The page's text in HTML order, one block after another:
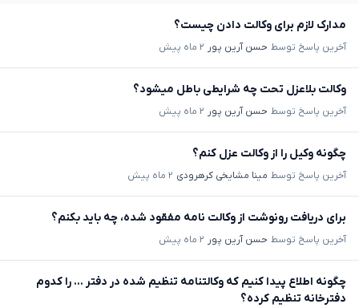
مدارک لازم برای وکالت دادن چیست؟
آخرین پاسخ توسط حسن آرین پور ۲ ماه پیش
وکالت بلاعزل تحت چه شرایطی باطل میشود؟
آخرین پاسخ توسط حسن آرین پور ۲ ماه پیش
چگونه وکیل را از وکالت عزل کنم؟
آخرین پاسخ توسط مینا مشایخی کرهرودی ۲ ماه پیش
برای دریافت رونوشت از وکالت نامه مفقود شده، چه باید بکنم؟
آخرین پاسخ توسط حسن آرین پور ۲ ماه پیش
چگونه اطلاع پیدا کنیم که وکالتنامه تنظیم شده در دفتر ... را کدوم
دفترخانه تنظیم کرده؟